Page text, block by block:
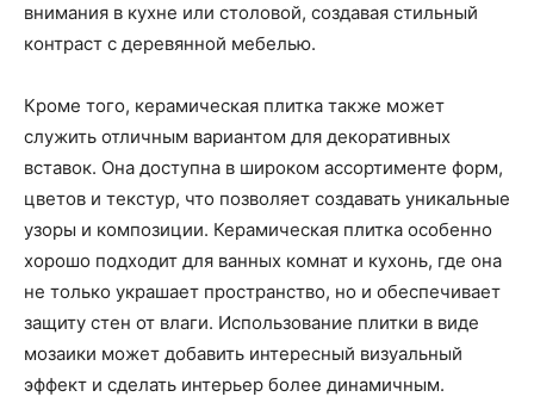
внимания в кухне или столовой, создавая стильный
контраст с деревянной мебелью.
Кроме того, керамическая плитка также может
служить отличным вариантом для декоративных
вставок. Она доступна в широком ассортименте форм,
цветов и текстур, что позволяет создавать уникальные
узоры и композиции. Керамическая плитка особенно
хорошо подходит для ванных комнат и кухонь, где она
не только украшает пространство, но и обеспечивает
защиту стен от влаги. Использование плитки в виде
мозаики может добавить интересный визуальный
эффект и сделать интерьер более динамичным.